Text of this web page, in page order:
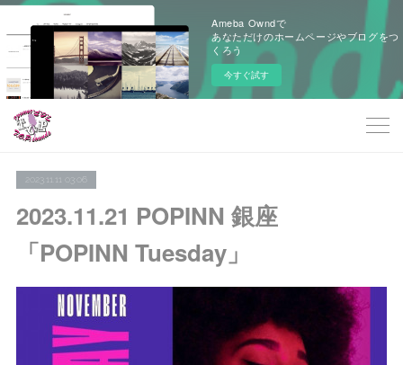
Ameba Owndで
あなただけのホームページやブログをつ
くろう
今すぐ試す
2023.11.11 03:06
2023.11.21 POPINN 銀座
「POPINN Tuesday」